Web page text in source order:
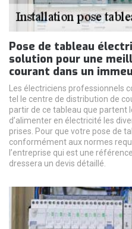
Pose de tableau
solution pour une
courant dans un
Les électriciens professionnels
tel le centre de distribution de
partir de ce tableau que partent
d’alimenter en électricité les
prises. Pour que votre pose de
conformément aux normes
l’entreprise qui est une
dressera un devis détaillé.